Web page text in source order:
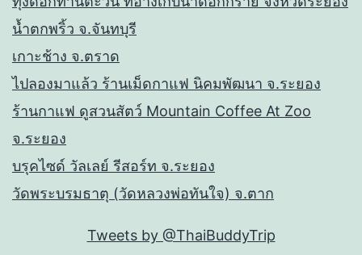
น้ำตกพริ้ว จ.จันทบุรี
เกาะช้าง จ.ตราด
ไปลองมาแล้ว ร้านเม็ดกาแฟ นิคมพัฒนา จ.ระยอง
ร้านกาแฟ ดูสวนสัตว์ Mountain Coffee At Zoo
จ.ระยอง
บรุคไซด์ วัลเลย์ รีสอร์ท จ.ระยอง
วัดพระบรมธาตุ (วัดหลวงพ่อทันใจ) จ.ตาก
Tweets by @ThaiBuddyTrip